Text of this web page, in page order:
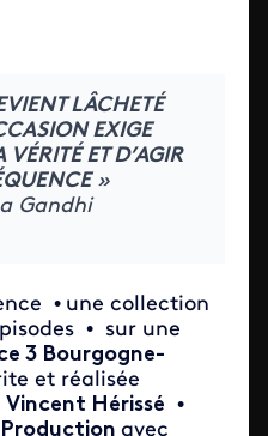
LÂCHETÉ
EXIGE
ET D’AGIR
»
Gandhi
• une collection
• sur une
3 Bourgogne-
et réalisée
Vincent Hérissé •
avec